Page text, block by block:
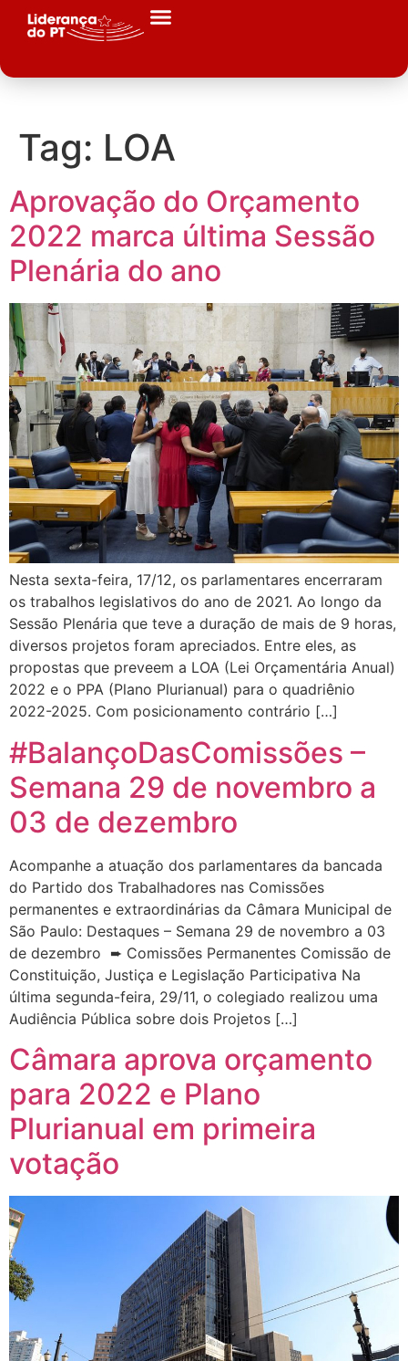
Tag: LOA
Aprovação do Orçamento
2022 marca última Sessão
Plenária do ano
Nesta sexta-feira, 17/12, os parlamentares encerraram
os trabalhos legislativos do ano de 2021. Ao longo da
Sessão Plenária que teve a duração de mais de 9 horas,
diversos projetos foram apreciados. Entre eles, as
propostas que preveem a LOA (Lei Orçamentária Anual)
2022 e o PPA (Plano Plurianual) para o quadriênio
2022-2025. Com posicionamento contrário […]
#BalançoDasComissões –
Semana 29 de novembro a
03 de dezembro
Acompanhe a atuação dos parlamentares da bancada
do Partido dos Trabalhadores nas Comissões
permanentes e extraordinárias da Câmara Municipal de
São Paulo: Destaques – Semana 29 de novembro a 03
de dezembro ➨ Comissões Permanentes Comissão de
Constituição, Justiça e Legislação Participativa Na
última segunda-feira, 29/11, o colegiado realizou uma
Audiência Pública sobre dois Projetos […]
Câmara aprova orçamento
para 2022 e Plano
Plurianual em primeira
votação